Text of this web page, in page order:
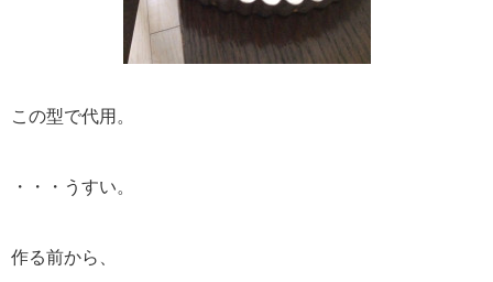
この型で代用。
・・・うすい。
作る前から、